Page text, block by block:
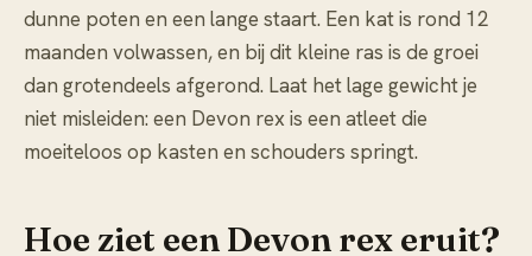
dunne poten en een lange staart. Een kat is rond 12
maanden volwassen, en bij dit kleine ras is de groei
dan grotendeels afgerond. Laat het lage gewicht je
niet misleiden: een Devon rex is een atleet die
moeiteloos op kasten en schouders springt.
Hoe ziet een Devon rex eruit?